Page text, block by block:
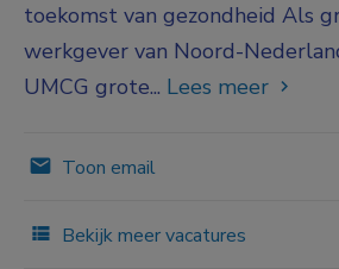
toekomst van gezondheid Als
werkgever van Noord-
UMCG grote... Lees meer
Toon email
Bekijk meer vacatures